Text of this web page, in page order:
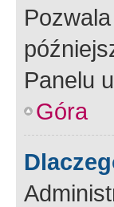
Panelu
Góra